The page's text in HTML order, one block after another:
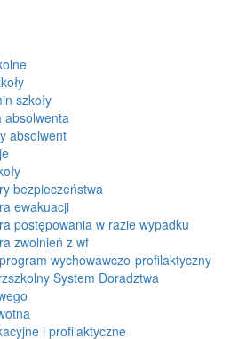
szkoły
absolwenta
absolwent
bezpieczeństwa
ewakuacji
postępowania w razie wypadku
zwolnień z wf
wychowawczo-profilaktyczny
System Doradztwa
i profilaktyczne